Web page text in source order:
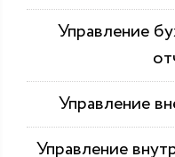
Управление
Управление
Управление